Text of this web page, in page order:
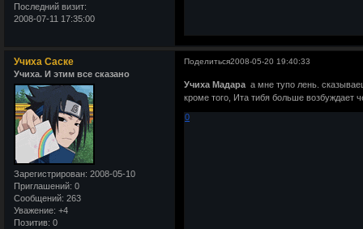
Последний визит:
2008-07-11 17:35:00
Поделиться2008-05-20 19:40:33
Учиха Саске
Учиха. И этим все сказано
Зарегистрирован: 2008-05-10
Приглашений: 0
Сообщений: 263
Уважение: +4
Позитив: 0
Учиха Мадара а мне тупо лень.
кроме того, Ита тибя больше возбуждает
0